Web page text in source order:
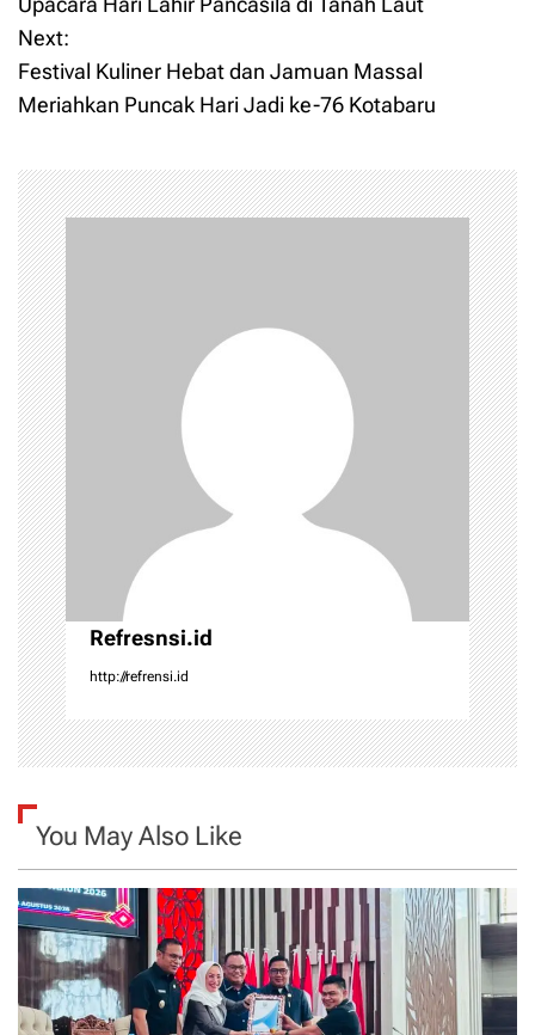
s
t
a
v
i
g
a
t
i
o
n
Next:
Festival Kuliner Hebat dan Jamuan Massal
Meriahkan Puncak Hari Jadi ke-76 Kotabaru
Refresnsi.id
http://refrensi.id
You May Also Like